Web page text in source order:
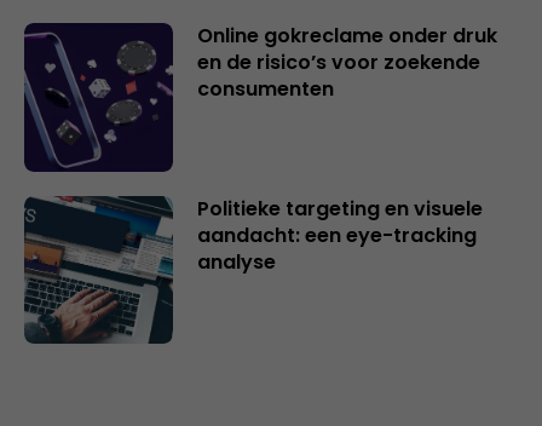
Online gokreclame onder druk
en de risico’s voor zoekende
consumenten
Politieke targeting en visuele
aandacht: een eye-tracking
analyse